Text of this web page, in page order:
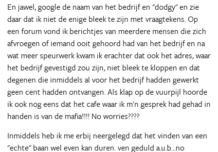
En jawel, google de naam van het bedrijf en "dodgy" en zie
daar dat ik niet de enige bleek te zijn met vraagtekens. Op
een forum vond ik berichtjes van meerdere mensen die zich
afvroegen of iemand ooit gehoord had van het bedrijf en na
wat meer speurwerk kwam ik erachter dat ook het adres, waar
het bedrijf gevestigd zou zijn, niet bleek te kloppen en dat
degenen die inmiddels al voor het bedrijf hadden gewerkt
geen cent hadden ontvangen. Als klap op de vuurpijl hoorde
ik ook nog eens dat het cafe waar ik m'n gesprek had gehad in
handen is van de mafia!!!! No worries????
Inmiddels heb ik me erbij neergelegd dat het vinden van een
"echte" baan wel even kan duren. ven geduld a.u.b...no